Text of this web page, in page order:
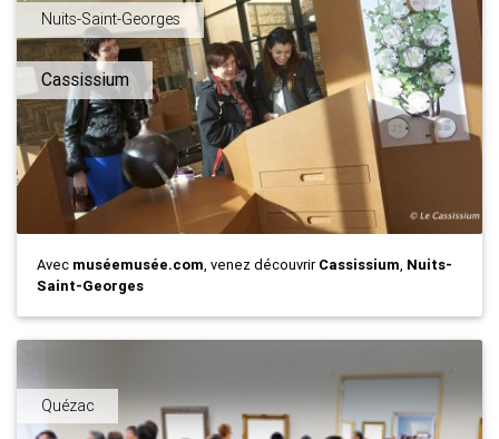
Nuits-Saint-Georges
Cassissium
Avec muséemusée.com, venez découvrirCassissium, Nuits-
Saint-Georges
Quézac